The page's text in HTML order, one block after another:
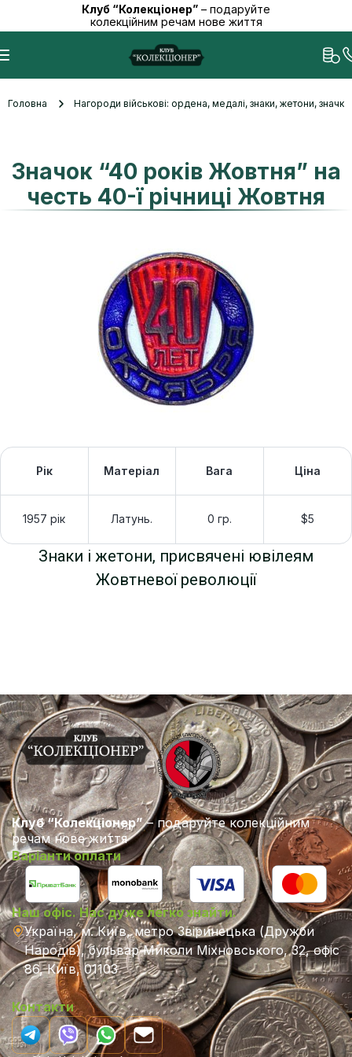
Клуб “Колекціонер” – подаруйте
колекційним речам нове життя
Головна Нагороди військові: ордена, медалі, знаки, жетони,
Значок “40 років Жовтня” на
честь 40-ї річниці Жовтня
Рік Матеріал Вага Ціна
1957 рік Латунь. 0 гр. $5
Знаки і жетони, присвячені ювілеям
Жовтневої революції
Клуб “Колекціонер”– подаруйте колекційним
речам нове життя
Варіанти оплати
Наш офіс. Нас дуже легко знайти.
Україна, м. Київ, метро Звіринецька (Дружби
Народів), бульвар Миколи Міхновського, 32, офіс
86, Київ, 01103
Контакти